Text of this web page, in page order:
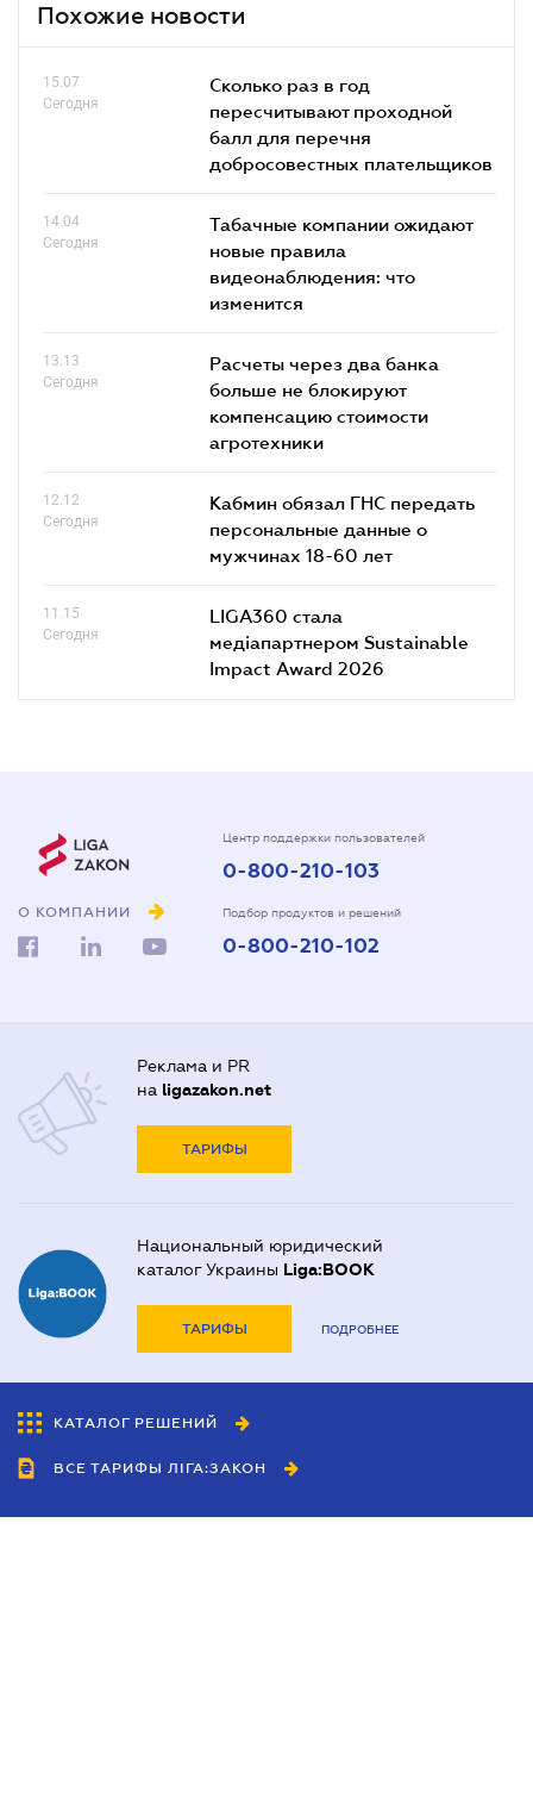
Похожие новости
15.07
Сегодня
Сколько раз в год
пересчитывают проходной
балл для перечня
добросовестных плательщиков
14.04
Сегодня
Табачные компании ожидают
новые правила
видеонаблюдения: что
изменится
13.13
Сегодня
Расчеты через два банка
больше не блокируют
компенсацию стоимости
агротехники
12.12
Сегодня
Кабмин обязал ГНС передать
персональные данные о
мужчинах 18-60 лет
11.15
Сегодня
LIGA360 стала
медіапартнером Sustainable
Impact Award 2026
О КОМПАНИИ
Центр поддержки пользователей
0-800-210-103
Подбор продуктов и решений
0-800-210-102
Реклама и PR
на ligazakon.net
ТАРИФЫ
Национальный юридический
каталог Украины Liga:BOOK
ТАРИФЫ ПОДРОБНЕЕ
КАТАЛОГ РЕШЕНИЙ
ВСЕ ТАРИФЫ ЛІГА:ЗАКОН